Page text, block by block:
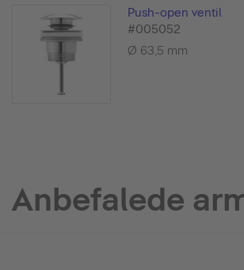
Push-open ventil
#005052
Ø 63,5 mm
Anbefalede